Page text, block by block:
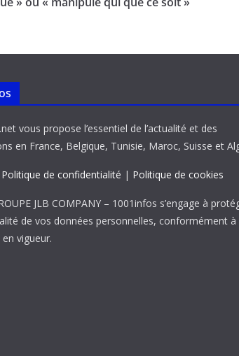
vous propose l’essentiel de l’actualité et des
en France, Belgique, Tunisie, Maroc, Suisse et
Politique de confidentialité | Politique de cookies
JLB COMPANY – 1001infos s’engage à
de vos données personnelles, conformément à
vigueur.